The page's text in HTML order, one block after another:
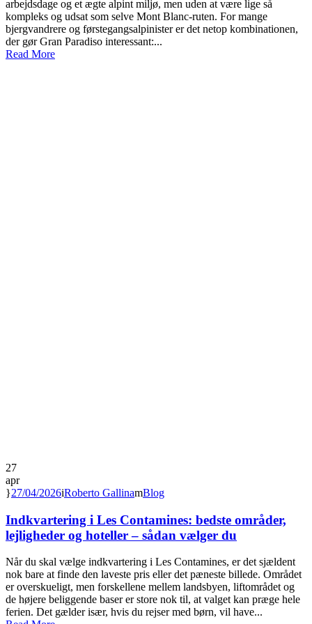
arbejdsdage og et ægte alpint miljø, men uden at være lige så
kompleks og udsat som selve Mont Blanc-ruten. For mange
bjergvandrere og førstegangsalpinister er det netop kombinationen,
der gør Gran Paradiso interessant:...
Read More
27
apr
27/04/2026 Roberto Gallina Blog
Indkvartering i Les Contamines: bedste områder,
lejligheder og hoteller – sådan vælger du
Når du skal vælge indkvartering i Les Contamines, er det sjældent
nok bare at finde den laveste pris eller det pæneste billede. Området
er overskueligt, men forskellene mellem landsbyen, liftområdet og
de højere beliggende baser er store nok til, at valget kan præge hele
ferien. Det gælder især, hvis du rejser med børn, vil have...